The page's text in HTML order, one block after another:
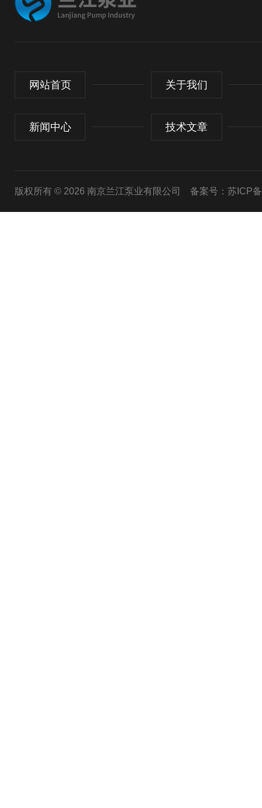
网站首页 关于我们
新闻中心 技术文章
版权所有 © 2026 南京兰江泵业有限公司 备案号：苏ICP